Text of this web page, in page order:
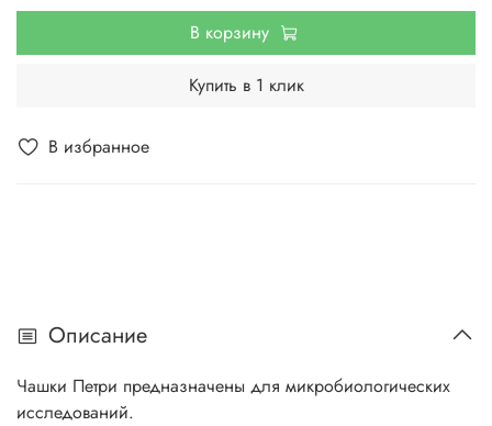
В избранное
В корзину
Купить в 1 клик
Описание
Чашки Петри предназначены для микробиологических
исследований.